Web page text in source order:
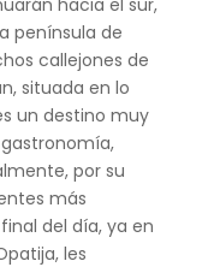
península de
callejones de
situada en lo
un destino muy
por su
más
del día, ya en
les